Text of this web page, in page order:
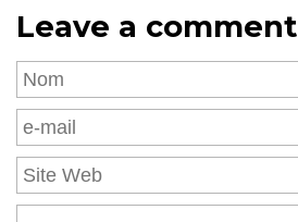
Leave a comment